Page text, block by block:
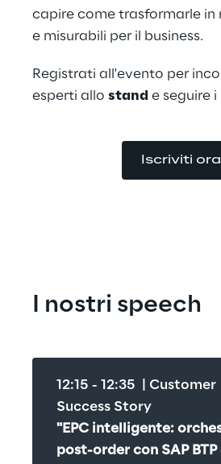
capire come trasformarle in
e misurabili per il business.
Registrati all'evento per
esperti allo stand e seguire i
Iscriviti ora
I nostri speech
12:15 - 12:35  | Customer
Success Story
"EPC intelligente:
post-order con SAP BTP